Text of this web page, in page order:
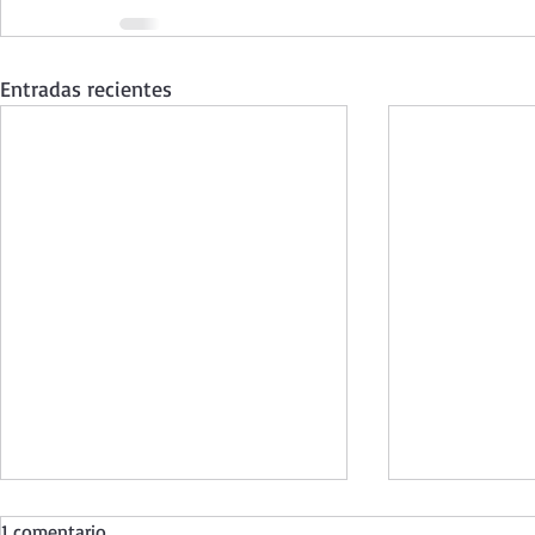
Entradas recientes